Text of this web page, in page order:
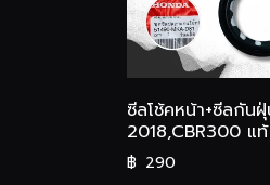
ซีลโช้คหน้า+ซีลกัน
2018,CBR300 แท้
฿ 290